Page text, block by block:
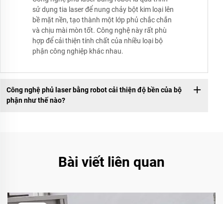
sử dụng tia laser để nung chảy bột kim loại lên
bề mặt nền, tạo thành một lớp phủ chắc chắn
và chịu mài mòn tốt. Công nghệ này rất phù
hợp để cải thiện tính chất của nhiều loại bộ
phận công nghiệp khác nhau.
Công nghệ phủ laser bằng robot cải thiện độ bền của bộ
phận như thế nào?
Bài viết liên quan